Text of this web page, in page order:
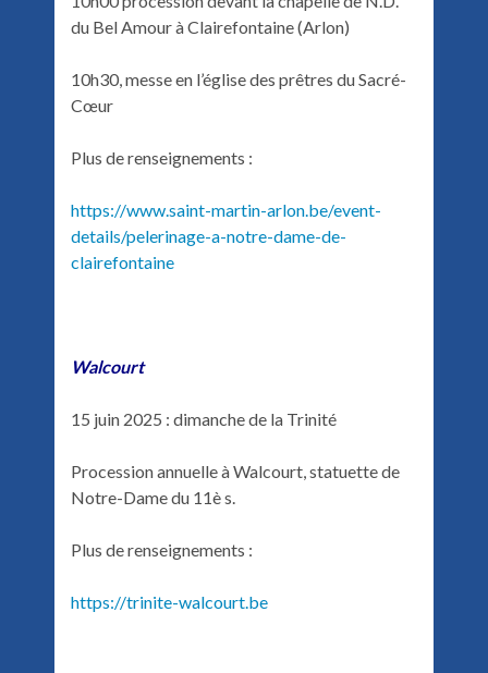
du Bel Amour à Clairefontaine (Arlon)
10h30, messe en l’église des prêtres du Sacré-
Cœur
Plus de renseignements :
https://www.saint-martin-arlon.be/event-
details/pelerinage-a-notre-dame-de-
clairefontaine
Walcourt
15 juin 2025 : dimanche de la Trinité
Procession annuelle à Walcourt, statuette de
Notre-Dame du 11è s.
Plus de renseignements :
https://trinite-walcourt.be